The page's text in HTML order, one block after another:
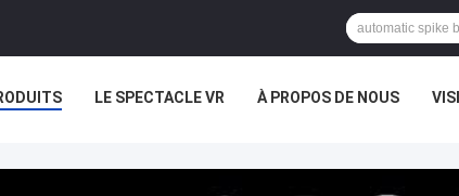
LE SPECTACLE VR À PROPOS DE NOUS